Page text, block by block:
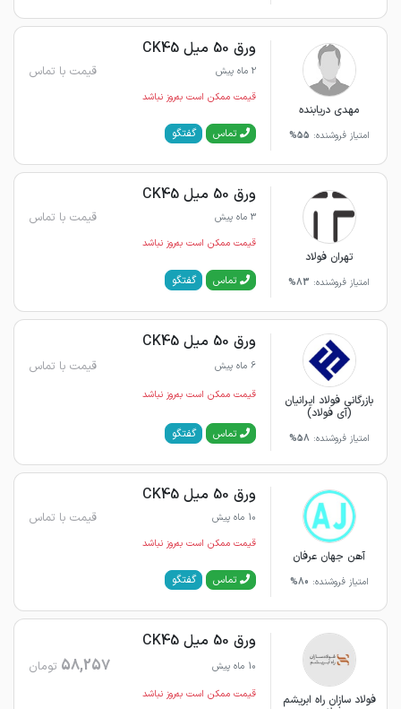
مهدی دریابنده
امتیاز فروشنده: 55%
ورق 50 میل CK45
2 ماه پیش قیمت با تماس
قیمت ممکن است به‌روز نباشد
تماس گفتگو
تهران فولاد
امتیاز فروشنده: 83%
ورق 50 میل CK45
3 ماه پیش قیمت با تماس
قیمت ممکن است به‌روز نباشد
تماس گفتگو
بازرگانی فولاد ایرانیان
(آی فولاد)
امتیاز فروشنده: 58%
ورق 50 میل CK45
6 ماه پیش قیمت با تماس
قیمت ممکن است به‌روز نباشد
تماس گفتگو
آهن جهان عرفان
امتیاز فروشنده: 80%
ورق 50 میل CK45
10 ماه پیش قیمت با تماس
قیمت ممکن است به‌روز نباشد
تماس گفتگو
فولاد سازان راه ابریشم
ورق 50 میل CK45
10 ماه پیش 58,257 تومان
قیمت ممکن است به‌روز نباشد